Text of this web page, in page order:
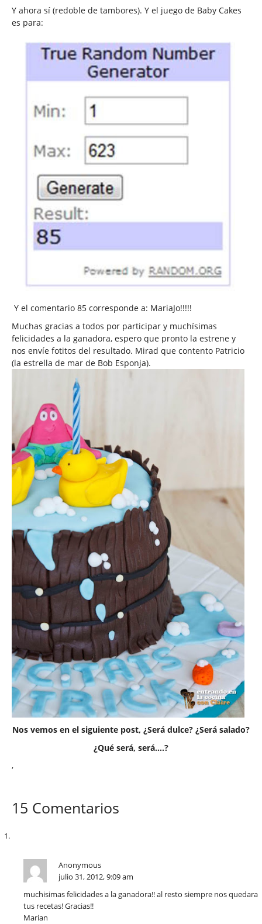
Y ahora sí (redoble de tambores). Y el juego de Baby Cakes
es para:
Y el comentario 85 corresponde a: MariaJo!!!!!
Muchas gracias a todos por participar y muchísimas
felicidades a la ganadora, espero que pronto la estrene y
nos envíe fotitos del resultado. Mirad que contento Patricio
(la estrella de mar de Bob Esponja).
Nos vemos en el siguiente post, ¿Será dulce? ¿Será salado?
¿Qué será, será….?
,
15 Comentarios
Anonymous
julio 31, 2012, 9:09 am
muchisimas felicidades a la ganadora!! al resto siempre nos quedara
tus recetas! Gracias!!
Marian